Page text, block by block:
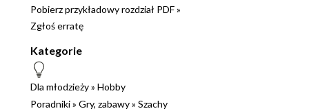
Pobierz przykładowy rozdział PDF »
Zgłoś erratę
Kategorie
Dla młodzieży» Hobby
Poradniki» Gry, zabawy» Szachy